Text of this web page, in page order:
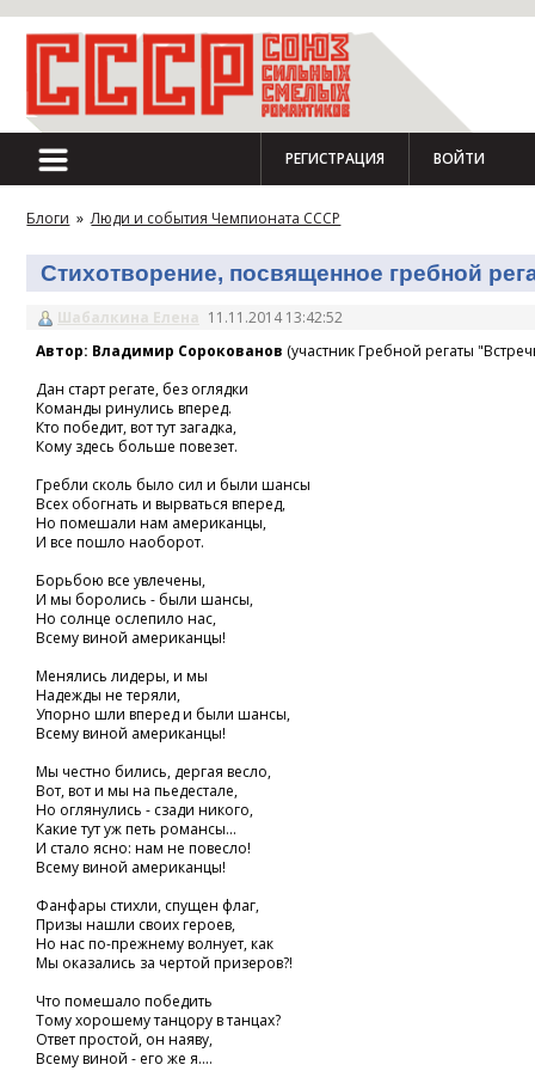
РЕГИСТРАЦИЯ ВОЙТИ
Блоги » Люди и события Чемпионата СССР
Стихотворение, посвященное гребной
Шабалкина Елена 11.11.2014 13:42:52
Автор: Владимир Сорокованов (участник Гребной регаты
Дан старт регате, без оглядки
Команды ринулись вперед.
Кто победит, вот тут загадка,
Кому здесь больше повезет.
Гребли сколь было сил и были шансы
Всех обогнать и вырваться вперед,
Но помешали нам американцы,
И все пошло наоборот.
Борьбою все увлечены,
И мы боролись - были шансы,
Но солнце ослепило нас,
Всему виной американцы!
Менялись лидеры, и мы
Надежды не теряли,
Упорно шли вперед и были шансы,
Всему виной американцы!
Мы честно бились, дергая весло,
Вот, вот и мы на пьедестале,
Но оглянулись - сзади никого,
Какие тут уж петь романсы...
И стало ясно: нам не повесло!
Всему виной американцы!
Фанфары стихли, спущен флаг,
Призы нашли своих героев,
Но нас по-прежнему волнует, как
Мы оказались за чертой призеров?!
Что помешало победить
Тому хорошему танцору в танцах?
Ответ простой, он наяву,
Всему виной - его же я....